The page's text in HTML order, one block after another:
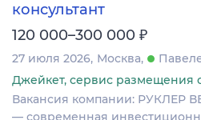
консультант
120 000–300 000 ₽
27 июля 2026 Москва
Джейкет, сервис размещения
Вакансия компании: РУКЛЕР
— современная